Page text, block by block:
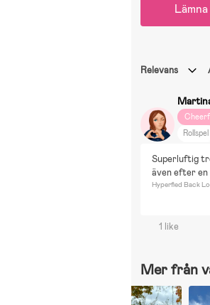
Relevans
Rollspel
Pippi
Superluftig
även efter
Hyperfied Back
1 like
Mer från